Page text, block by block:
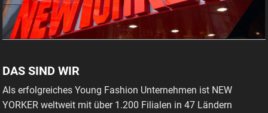
DAS SIND WIR
Als erfolgreiches Young Fashion Unternehmen ist NEW
YORKER weltweit mit über 1.200 Filialen in 47 Ländern